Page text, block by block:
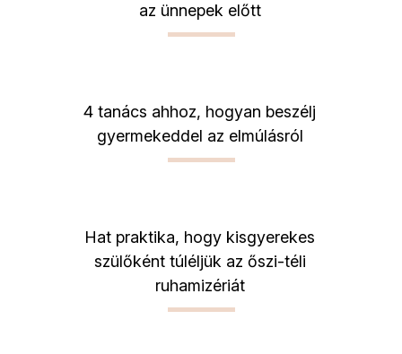
az ünnepek előtt
4 tanács ahhoz, hogyan beszélj
gyermekeddel az elmúlásról
Hat praktika, hogy kisgyerekes
szülőként túléljük az őszi-téli
ruhamizériát